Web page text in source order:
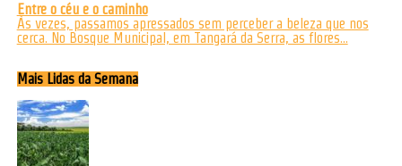
Entre o céu e o caminho
Às vezes, passamos apressados sem perceber a beleza que nos
cerca. No Bosque Municipal, em Tangará da Serra, as flores...
Mais Lidas da Semana